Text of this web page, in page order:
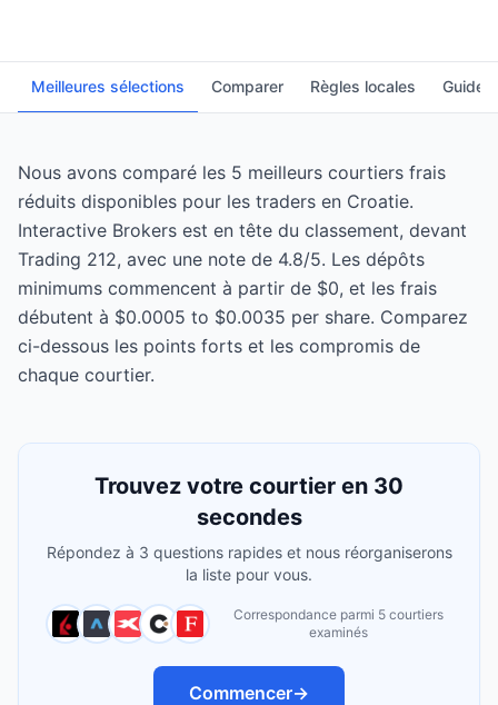
Meilleures sélections Comparer Règles locales Guide
Nous avons comparé les 5 meilleurs courtiers frais
réduits disponibles pour les traders en Croatie.
Interactive Brokers est en tête du classement, devant
Trading 212, avec une note de 4.8/5. Les dépôts
minimums commencent à partir de $0, et les frais
débutent à $0.0005 to $0.0035 per share. Comparez
ci-dessous les points forts et les compromis de
chaque courtier.
Trouvez votre courtier en 30
secondes
Répondez à 3 questions rapides et nous réorganiserons
la liste pour vous.
Correspondance parmi 5 courtiers
examinés
Commencer→